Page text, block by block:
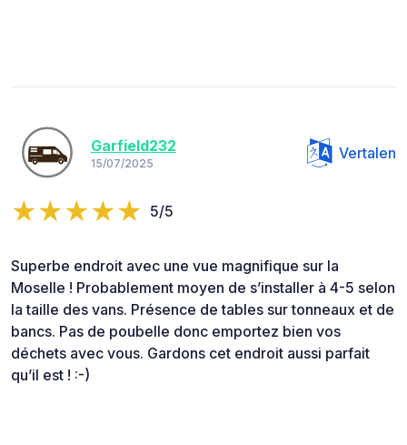
Garfield232
15/07/2025
Vertalen
5/5
Superbe endroit avec une vue magnifique sur la
Moselle ! Probablement moyen de s’installer à 4-5 selon
la taille des vans. Présence de tables sur tonneaux et de
bancs. Pas de poubelle donc emportez bien vos
déchets avec vous. Gardons cet endroit aussi parfait
qu’il est ! :-)